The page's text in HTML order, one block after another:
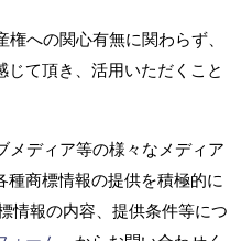
への関心有無に関わらず、
て頂き、活用いただくこと
メディア等の様々なメディア
商標情報の提供を積極的に
情報の内容、提供条件等につ